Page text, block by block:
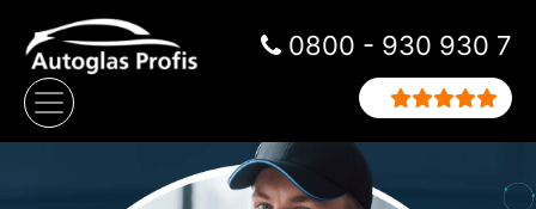
Zum Inhalt springen
Hauptnavigation
0800 - 930 930 7